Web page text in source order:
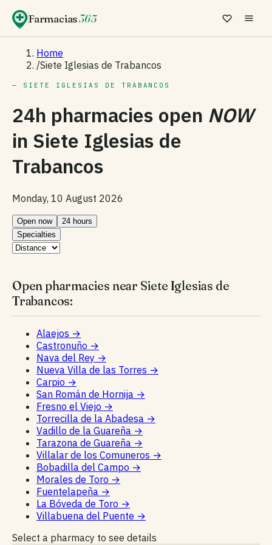
Farmacias365
Home
/Siete Iglesias de Trabancos
— SIETE IGLESIAS DE TRABANCOS
24h pharmacies open NOW
in Siete Iglesias de
Trabancos
Monday, 10 August 2026
Open now
24 hours
Specialties
Open pharmacies near Siete Iglesias de
Trabancos:
Alaejos →
Castronuño →
Nava del Rey →
Nueva Villa de las Torres →
Carpio →
San Román de Hornija →
Fresno el Viejo →
Torrecilla de la Abadesa →
Vadillo de la Guareña →
Tarazona de Guareña →
Villalar de los Comuneros →
Bobadilla del Campo →
Morales de Toro →
Fuentelapeña →
La Bóveda de Toro →
Villabuena del Puente →
Select a pharmacy to see details